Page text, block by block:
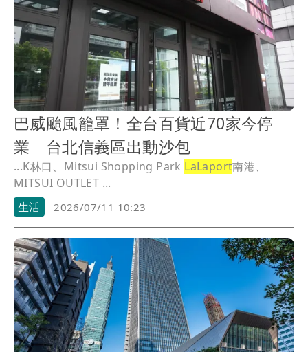
巴威颱風籠罩！全台百貨近70家今停
業 台北信義區出動沙包
...K林口、Mitsui Shopping Park LaLaport南港、
MITSUI OUTLET ...
生活
2026/07/11 10:23